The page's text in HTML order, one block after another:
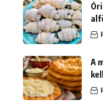
A